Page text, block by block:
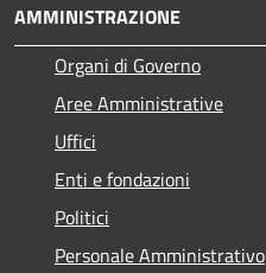
AMMINISTRAZIONE
Organi di Governo
Aree Amministrative
Uffici
Enti e fondazioni
Politici
Personale Amministrativo